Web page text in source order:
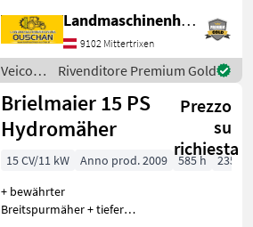
avanti - Blocco del
differenziale - Freno di
stazionamento - Lame di
ricambio - Pneumatic
Landmaschinenhandel Ouschan Anton
9102 Mittertrixen
Veicoli
agricoli
a
motore
/ Köppl
Rivenditore Premium Gold
Brielmaier 15 PS
Hydromäher
Prezzo
su
richiesta
15 CV/11 kW Anno prod. 2009 585 h
235
+ bewährter
Breitspurmäher + tiefer